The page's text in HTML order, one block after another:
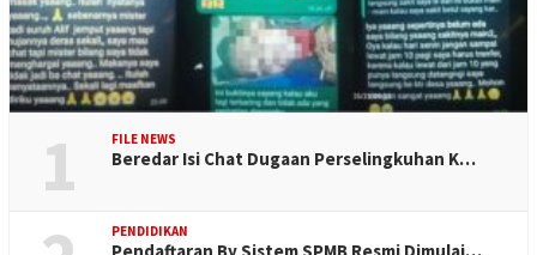
1 FILE NEWS
Beredar Isi Chat Dugaan Perselingkuhan K…
PENDIDIKAN